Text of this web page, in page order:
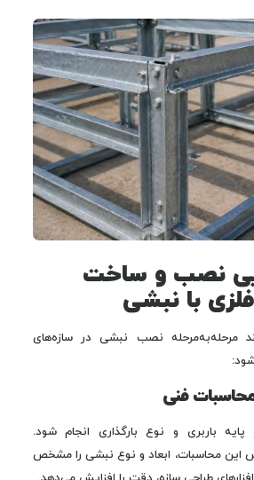
نصب و ساخت
با نبشی
مرحله‌به‌مرحله نصب نبشی در سازه‌های
باربری و نوع بارگذاری انجام شود.
این محاسبات، ابعاد و نوع نبشی را مشخص